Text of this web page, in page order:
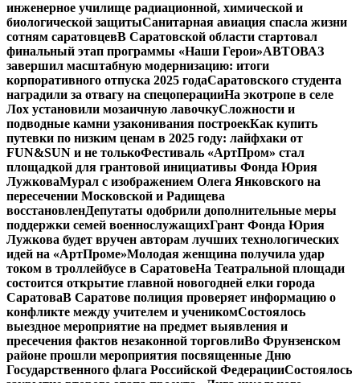
инженерное училище радиационной, химической и
биологической защитыСанитарная авиация спасла жизни
сотням саратовцевВ Саратовской области стартовал
финальный этап программы «Наши Герои»АВТОВАЗ
завершил масштабную модернизацию: итоги
корпоративного отпуска 2025 годаСаратовского студента
наградили за отвагу на спецоперацииНа экотропе в селе
Лох установили мозаичную лавочкуСложности и
подводные камни узаконивания построекКак купить
путевки по низким ценам в 2025 году: лайфхаки от
FUN&SUN и не толькоФестиваль «АртПром» стал
площадкой для грантовой инициативы Фонда Юрия
ЛужковаМурал с изображением Олега Янковского на
пересечении Московской и Радищева
восстановленДепутаты одобрили дополнительные меры
поддержки семей военнослужащихГрант Фонда Юрия
Лужкова будет вручен авторам лучших технологических
идей на «АртПроме»Молодая женщина получила удар
током в троллейбусе в СаратовеНа Театральной площади
состоится открытие главной новогодней елки города
СаратоваВ Саратове полиция проверяет информацию о
конфликте между учителем и ученикомСостоялось
выездное мероприятие на предмет выявления и
пресечения фактов незаконной торговлиВо Фрунзенском
районе прошли мероприятия посвященные Дню
Государственного флага Российской ФедерацииСостоялось